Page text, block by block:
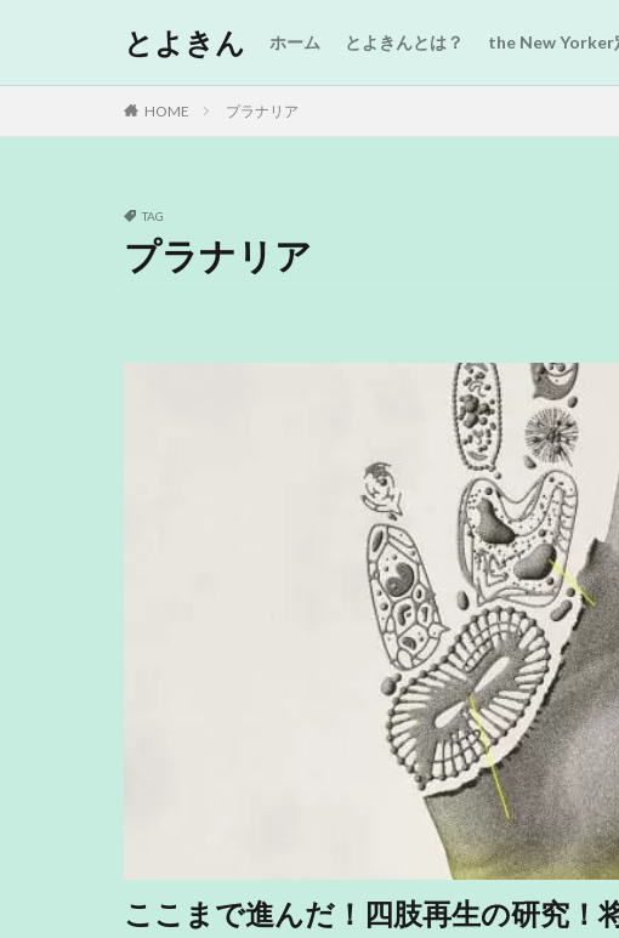
とよきん ホーム とよきんとは？ the New Yorker
HOME プラナリア
TAG
プラナリア
ここまで進んだ！四肢再生の研究！